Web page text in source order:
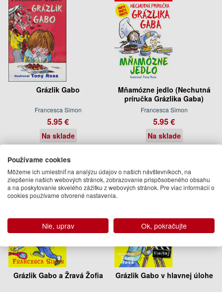
Grázlik Gabo
Francesca Simon
5.95 €
Na sklade
Mňamózne jedlo (Nechutná
príručka Grázlika Gaba)
Francesca Simon
5.95 €
Na sklade
Grázlik Gabo a Žravá Žofia Grázlik Gabo v hlavnej úlohe
Používame cookies
Môžeme ich umiestniť na analýzu údajov o našich návštevníkoch, na
zlepšenie našich webových stránok, zobrazovanie prispôsobeného obsahu
a na poskytovanie skvelého zážitku z webových stránok. Pre viac informácií o
cookies používame otvorené nastavenia.
Nie, uprav Ok, pokračujte